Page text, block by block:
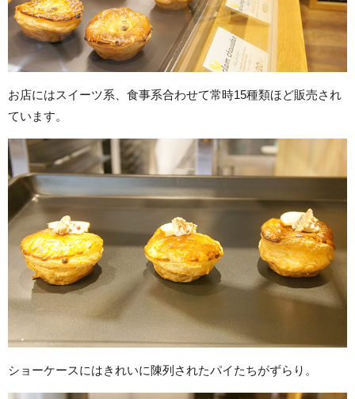
お店にはスイーツ系、食事系合わせて常時15種類ほど販売され
ています。
ショーケースにはきれいに陳列されたパイたちがずらり。